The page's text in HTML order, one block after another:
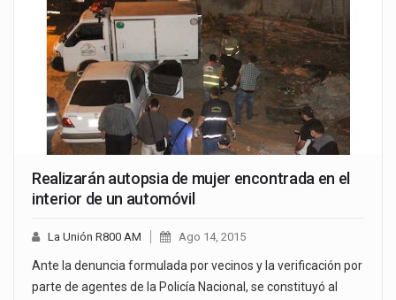
Realizarán autopsia de mujer encontrada en el
interior de un automóvil
La Unión R800 AM Ago 14, 2015
Ante la denuncia formulada por vecinos y la verificación por
parte de agentes de la Policía Nacional, se constituyó al